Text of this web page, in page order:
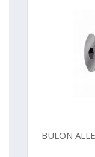
BULON